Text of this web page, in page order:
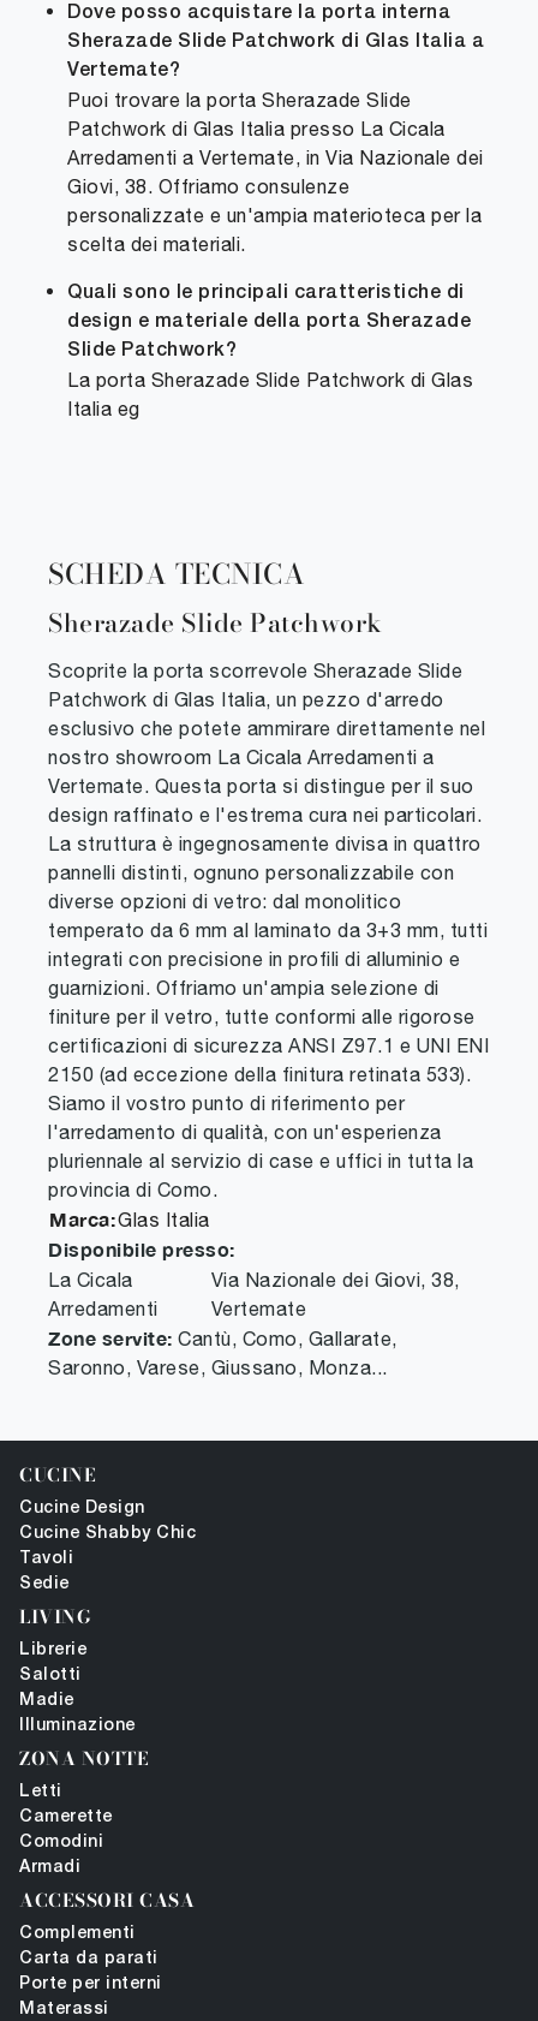
Dove posso acquistare la porta interna
Sherazade Slide Patchwork di Glas Italia a
Vertemate?
Puoi trovare la porta Sherazade Slide
Patchwork di Glas Italia presso La Cicala
Arredamenti a Vertemate, in Via Nazionale dei
Giovi, 38. Offriamo consulenze
personalizzate e un'ampia materioteca per la
scelta dei materiali.
Quali sono le principali caratteristiche di
design e materiale della porta Sherazade
Slide Patchwork?
La porta Sherazade Slide Patchwork di Glas
Italia eg
SCHEDA TECNICA
Sherazade Slide Patchwork
Scoprite la porta scorrevole Sherazade Slide
Patchwork di Glas Italia, un pezzo d'arredo
esclusivo che potete ammirare direttamente nel
nostro showroom La Cicala Arredamenti a
Vertemate. Questa porta si distingue per il suo
design raffinato e l'estrema cura nei particolari.
La struttura è ingegnosamente divisa in quattro
pannelli distinti, ognuno personalizzabile con
diverse opzioni di vetro: dal monolitico
temperato da 6 mm al laminato da 3+3 mm, tutti
integrati con precisione in profili di alluminio e
guarnizioni. Offriamo un'ampia selezione di
finiture per il vetro, tutte conformi alle rigorose
certificazioni di sicurezza ANSI Z97.1 e UNI ENI
2150 (ad eccezione della finitura retinata 533).
Siamo il vostro punto di riferimento per
l'arredamento di qualità, con un'esperienza
pluriennale al servizio di case e uffici in tutta la
provincia di Como.
Marca:Glas Italia
Disponibile presso:
La Cicala
Arredamenti
Via Nazionale dei Giovi, 38,
Vertemate
Zone servite: Cantù, Como, Gallarate,
Saronno, Varese, Giussano, Monza...
CUCINE
Cucine Design
Cucine Shabby Chic
Tavoli
Sedie
LIVING
Librerie
Salotti
Madie
Illuminazione
ZONA NOTTE
Letti
Camerette
Comodini
Armadi
ACCESSORI CASA
Complementi
Carta da parati
Porte per interni
Materassi